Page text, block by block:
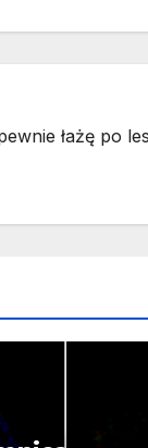
łażę po